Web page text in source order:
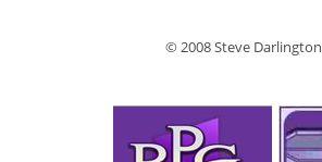
© 2008 Steve Darlington